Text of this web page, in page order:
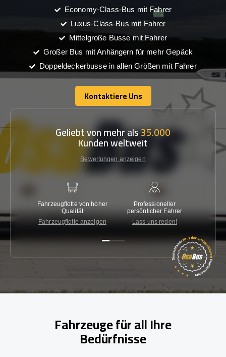
Economy-Class-Bus mit Fahrer
Luxus-Class-Bus mit Fahrer
Mittelgroße Busse mit Fahrer
Großer Bus mit Anhängern für mehr Gepäck
Doppeldeckerbusse in allen Größen mit Fahrer
Kontaktiere Uns
Kontaktiere Uns
Geliebt von mehr als35.000
Kunden weltweit
Bewertungen anzeigen
Fahrzeugflotte von hoher
Qualität
Fahrzeugflotte anzeigen
Professioneller
persönlicher Fahrer
Lass uns reden!
Fahrzeuge für all Ihre
Bedürfnisse